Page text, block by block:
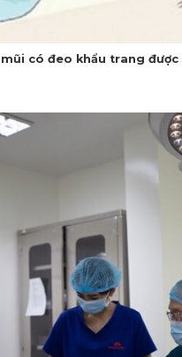
có đeo khẩu trang